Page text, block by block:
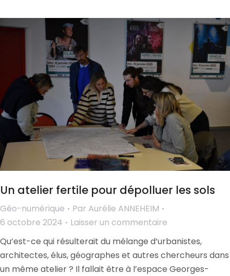
Un atelier fertile pour dépolluer les sols
Géo-numérique Par Aurélie ANNEHEIM
6 octobre 2024
Laisser un commentaire
Qu’est-ce qui résulterait du mélange d’urbanistes,
architectes, élus, géographes et autres chercheurs dans
un même atelier ? Il fallait être à l’espace Georges-